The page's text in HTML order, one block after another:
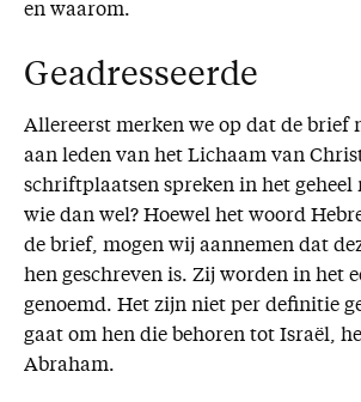
en waarom.
Geadresseerde
Allereerst merken we op dat de brief
aan leden van het Lichaam van
schriftplaatsen spreken in het
wie dan wel? Hoewel het woord
de brief, mogen wij aannemen dat
hen geschreven is. Zij worden in het
genoemd. Het zijn niet per definitie
gaat om hen die behoren tot Israël,
Abraham.